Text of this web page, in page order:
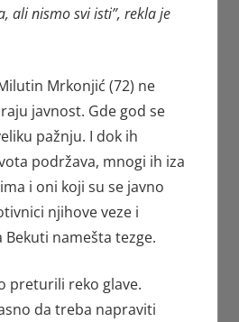
ali nismo svi isti”, rekla je
Mrkonjić (72) ne
javnost. Gde god se
pažnju. I dok ih
podržava, mnogi ih iza
i oni koji su se javno
njihove veze i
namešta tezge.
preturili reko glave.
da treba napraviti